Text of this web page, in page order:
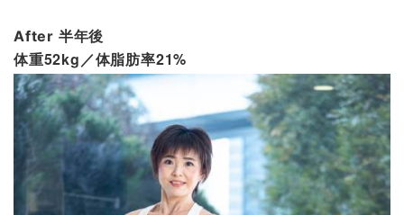
After 半年後
体重52kg／体脂肪率21%